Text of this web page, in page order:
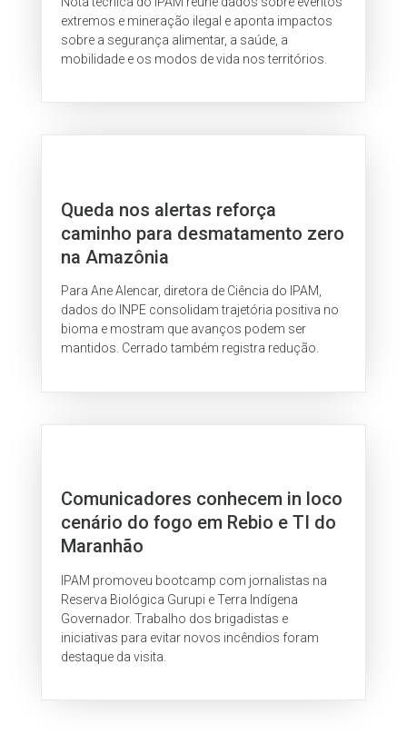
extremos e mineração ilegal e aponta impactos
sobre a segurança alimentar, a saúde, a
mobilidade e os modos de vida nos territórios.
Queda nos alertas reforça
caminho para desmatamento zero
na Amazônia
Para Ane Alencar, diretora de Ciência do IPAM,
dados do INPE consolidam trajetória positiva no
bioma e mostram que avanços podem ser
mantidos. Cerrado também registra redução.
Comunicadores conhecem in loco
cenário do fogo em Rebio e TI do
Maranhão
IPAM promoveu bootcamp com jornalistas na
Reserva Biológica Gurupi e Terra Indígena
Governador. Trabalho dos brigadistas e
iniciativas para evitar novos incêndios foram
destaque da visita.